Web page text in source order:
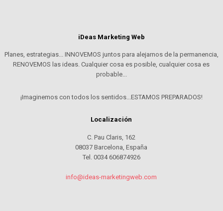
iDeas Marketing Web
Planes, estrategias... INNOVEMOS juntos para alejarnos de la permanencia,
RENOVEMOS las ideas. Cualquier cosa es posible, cualquier cosa es
probable...
¡Imaginemos con todos los sentidos...ESTAMOS PREPARADOS!
Localización
C. Pau Claris, 162
08037 Barcelona, España
Tel. 0034 606874926
info@ideas-marketingweb.com